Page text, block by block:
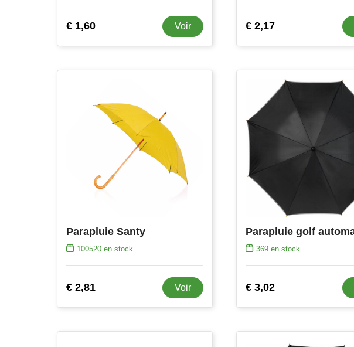
€ 1,60 Voir € 2,17
Parapluie Santy
100520en stock
€ 2,81 Voir
369 en stock
€ 3,02